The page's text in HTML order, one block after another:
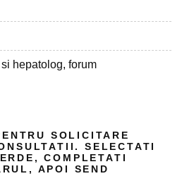
hepatolog, forum
SOLICITARE
SELECTATI
COMPLETATI
APOI SEND